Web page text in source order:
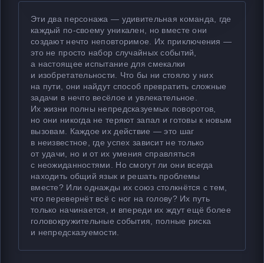
Эти два персонажа — удивительная команда, где
каждый по-своему уникален, но вместе они
создают нечто неповторимое. Их приключения —
это не просто набор случайных событий,
а настоящее испытание для смекалки
и изобретательности. Что бы ни стояло у них
на пути, они найдут способ превратить сложные
задачи в нечто весёлое и увлекательное.
Их жизни полны непредсказуемых поворотов,
но они никогда не теряют запал и готовы к новым
вызовам. Каждое их действие — это шаг
в неизвестное, где успех зависит не только
от удачи, но и от их умения справляться
с неожиданностями. Но смогут ли они всегда
находить общий язык и решать проблемы
вместе? Или однажды их союз столкнётся с тем,
что перевернёт всё с ног на голову? Их путь
только начинается, и впереди их ждут ещё более
головокружительные события, полные риска
и непредсказуемости.